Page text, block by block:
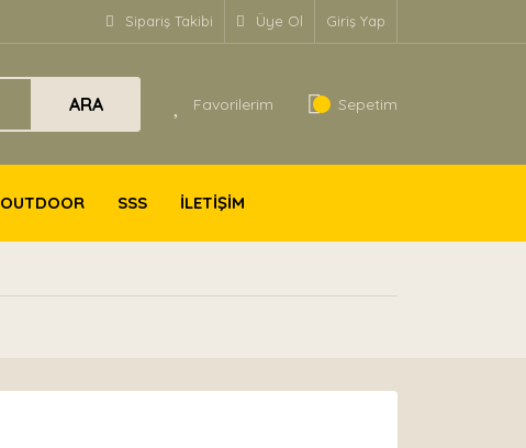
Sipariş Takibi Üye Ol Giriş Yap
ARA Favorilerim Sepetim
OUTDOOR SSS İLETİŞİM